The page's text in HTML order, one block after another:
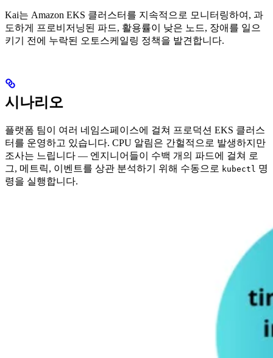
Kai는 Amazon EKS 클러스터를 지속적으로 모니터링하여, 과
도하게 프로비저닝된 파드, 활용률이 낮은 노드, 장애를 일으
키기 전에 누락된 오토스케일링 정책을 발견합니다.
시나리오
플랫폼 팀이 여러 네임스페이스에 걸쳐 프로덕션 EKS 클러스
터를 운영하고 있습니다. CPU 알림은 간헐적으로 발생하지만
조사는 느립니다 — 엔지니어들이 수백 개의 파드에 걸쳐 로
그, 메트릭, 이벤트를 상관 분석하기 위해 수동으로 kubectl 명
령을 실행합니다.